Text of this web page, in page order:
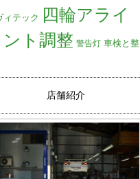
ィテック 四輪アライ
ント調整 警告灯 車検と整
店舗紹介